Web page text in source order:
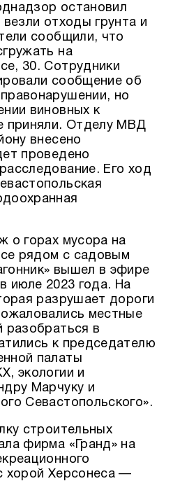
остановил
отходы грунта и
сообщили, что
на
30. Сотрудники
сообщение об
но
виновных к
приняли. Отделу МВД
внесено
проведено
Его ход
о горах мусора на
рядом с садовым
вышел в эфире
июле 2023 года. На
разрушает дороги
местные
разобраться в
к председателю
палаты
экологии и
Марчуку и
Севастопольского».
строительных
фирма «Гранд» на
хорой Херсонеса —